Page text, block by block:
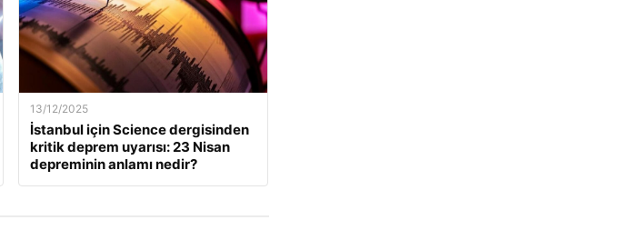
13/12/2025
İstanbul için Science dergisinden
kritik deprem uyarısı: 23 Nisan
depreminin anlamı nedir?